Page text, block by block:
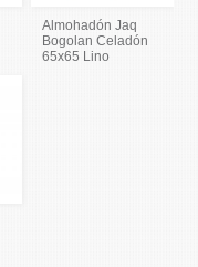
Almohadón Jaq
Bogolan Celadón
65x65 Lino